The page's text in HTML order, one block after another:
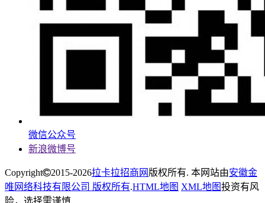
微信公众号
新浪微博号
Copyright 2015-2026拉卡拉招商网 版权所有. 本网站由安徽金
唯网络科技有限公司 版权所有.HTML地图 XML地图投资有风
险，选择需谨慎